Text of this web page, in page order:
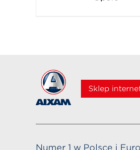
Sklep
Numer 1 w Polsce i